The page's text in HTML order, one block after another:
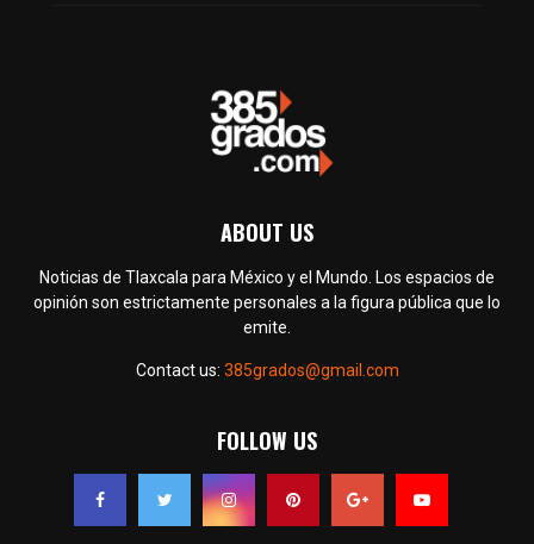
ABOUT US
Noticias de Tlaxcala para México y el Mundo. Los espacios de
opinión son estrictamente personales a la figura pública que lo
emite.
Contact us: 385grados@gmail.com
FOLLOW US